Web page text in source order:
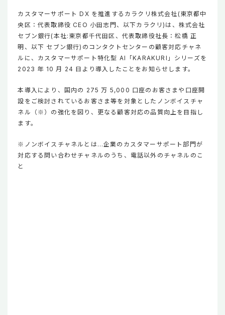
カスタマーサポート DX を推進するカラクリ株式会社(東京都中
央区：代表取締役 CEO 小田志門、以下カラクリ)は、株式会社
セブン銀行(本社:東京都千代田区、代表取締役社長：松橋 正
明、以下 セブン銀行)のコンタクトセンターの顧客対応チャネ
ルに、カスタマーサポート特化型 AI「KARAKURI」シリーズを
2023 年 10 月 24 日より導入したことをお知らせします。
本導入により、国内の 275 万 5,000 口座のお客さまや口座開
設をご検討されているお客さま等を対象としたノンボイスチャ
ネル（※）の強化を図り、更なる顧客対応の品質向上を目指し
ます。
※ノンボイスチャネルとは…企業のカスタマーサポート部門が
対応する問い合わせチャネルのうち、電話以外のチャネルのこ
と